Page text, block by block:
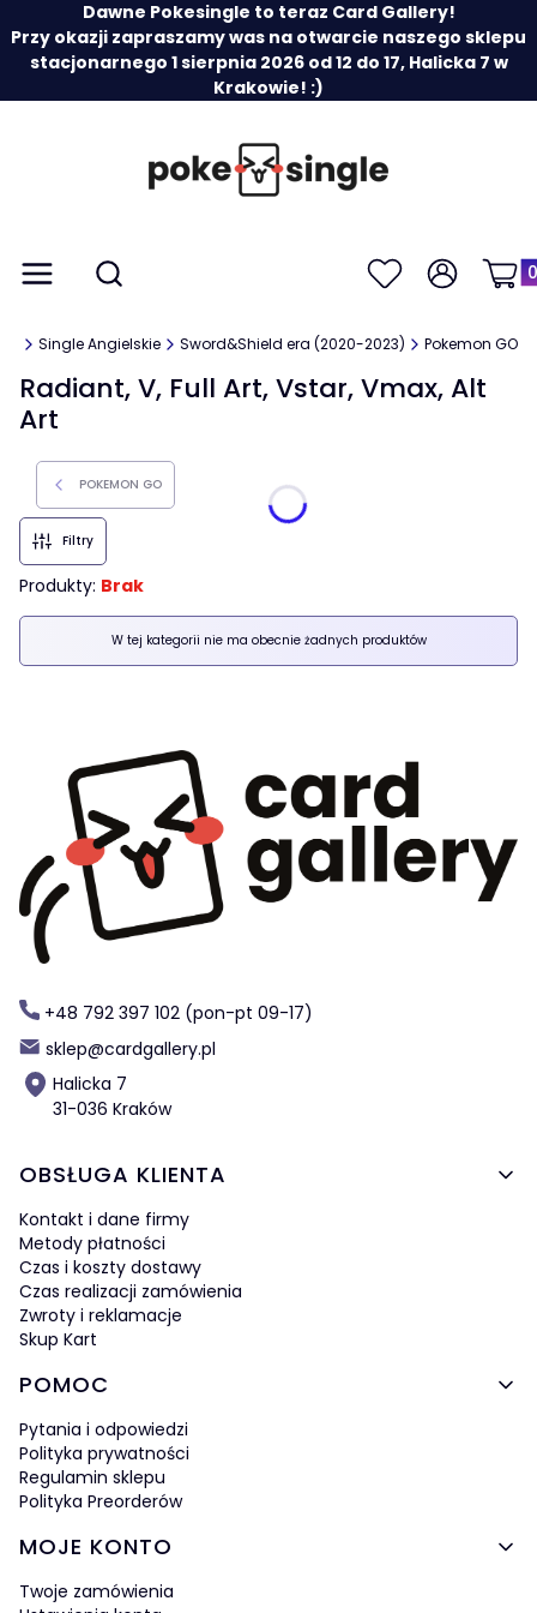
Dawne Pokesingle to teraz Card Gallery!
Przy okazji zapraszamy was na otwarcie naszego sklepu
stacjonarnego 1 sierpnia 2026 od 12 do 17, Halicka 7 w
Krakowie! :)
Menu Otwórz wyszukiwarkę
Szukaj UlubioneZaloguj się
Single Angielskie Sword&Shield era (2020-2023) Pokemon GO
Radiant, V, Full Art, Vstar, Vmax, Alt
Art
POKEMON GO
Filtry
Produkty: Brak
Lista produktów
W tej kategorii nie ma obecnie żadnych produktów
+48 792 397 102 (pon-pt 09-17)
sklep@cardgallery.pl
Halicka 7
31-036 Kraków
Linki w stopce
OBSŁUGA KLIENTA
Kontakt i dane firmy
Metody płatności
Czas i koszty dostawy
Czas realizacji zamówienia
Zwroty i reklamacje
Skup Kart
POMOC
Pytania i odpowiedzi
Polityka prywatności
Regulamin sklepu
Polityka Preorderów
MOJE KONTO
Twoje zamówienia